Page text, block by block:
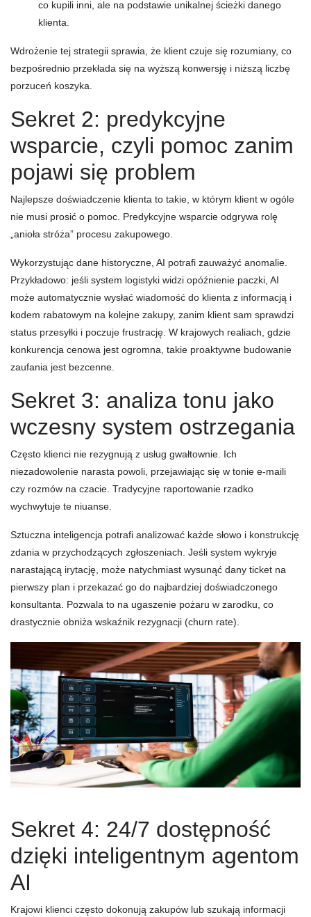
co kupili inni, ale na podstawie unikalnej ścieżki danego
klienta.
Wdrożenie tej strategii sprawia, że klient czuje się rozumiany, co
bezpośrednio przekłada się na wyższą konwersję i niższą liczbę
porzuceń koszyka.
Sekret 2: predykcyjne
wsparcie, czyli pomoc zanim
pojawi się problem
Najlepsze doświadczenie klienta to takie, w którym klient w ogóle
nie musi prosić o pomoc. Predykcyjne wsparcie odgrywa rolę
„anioła stróża” procesu zakupowego.
Wykorzystując dane historyczne, AI potrafi zauważyć anomalie.
Przykładowo: jeśli system logistyki widzi opóźnienie paczki, AI
może automatycznie wysłać wiadomość do klienta z informacją i
kodem rabatowym na kolejne zakupy, zanim klient sam sprawdzi
status przesyłki i poczuje frustrację. W krajowych realiach, gdzie
konkurencja cenowa jest ogromna, takie proaktywne budowanie
zaufania jest bezcenne.
Sekret 3: analiza tonu jako
wczesny system ostrzegania
Często klienci nie rezygnują z usług gwałtownie. Ich
niezadowolenie narasta powoli, przejawiając się w tonie e-maili
czy rozmów na czacie. Tradycyjne raportowanie rzadko
wychwytuje te niuanse.
Sztuczna inteligencja potrafi analizować każde słowo i konstrukcję
zdania w przychodzących zgłoszeniach. Jeśli system wykryje
narastającą irytację, może natychmiast wysunąć dany ticket na
pierwszy plan i przekazać go do najbardziej doświadczonego
konsultanta. Pozwala to na ugaszenie pożaru w zarodku, co
drastycznie obniża wskaźnik rezygnacji (churn rate).
Sekret 4: 24/7 dostępność
dzięki inteligentnym agentom
AI
Krajowi klienci często dokonują zakupów lub szukają informacji